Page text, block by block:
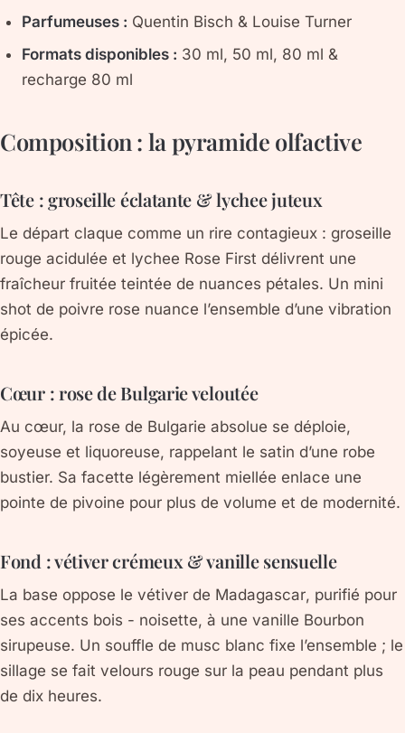
Parfumeuses : Quentin Bisch & Louise Turner
Formats disponibles : 30 ml, 50 ml, 80 ml &
recharge 80 ml
Composition : la pyramide olfactive
Tête : groseille éclatante & lychee juteux
Le départ claque comme un rire contagieux : groseille
rouge acidulée et lychee Rose First délivrent une
fraîcheur fruitée teintée de nuances pétales. Un mini
shot de poivre rose nuance l’ensemble d’une vibration
épicée.
Cœur : rose de Bulgarie veloutée
Au cœur, la rose de Bulgarie absolue se déploie,
soyeuse et liquoreuse, rappelant le satin d’une robe
bustier. Sa facette légèrement miellée enlace une
pointe de pivoine pour plus de volume et de modernité.
Fond : vétiver crémeux & vanille sensuelle
La base oppose le vétiver de Madagascar, purifié pour
ses accents bois - noisette, à une vanille Bourbon
sirupeuse. Un souffle de musc blanc fixe l’ensemble ; le
sillage se fait velours rouge sur la peau pendant plus
de dix heures.